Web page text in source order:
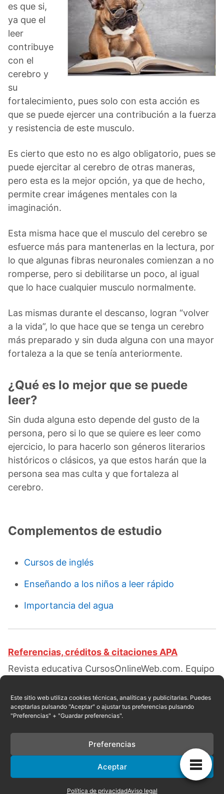
Este sitio web utiliza cookies técnicas, analíticas y publicitarias. Puedes
aceptarlas pulsando "Aceptar" o ajustar tus preferencias pulsando
"Preferencias" + "Guardar preferencias".
Aceptar
Preferencias
Política de privacidadAviso legal
es que si,
ya que el
leer
contribuye
con el
cerebro y
su
fortalecimiento, pues solo con esta acción es
que se puede ejercer una contribución a la fuerza
y resistencia de este musculo.
Es cierto que esto no es algo obligatorio, pues se
puede ejercitar al cerebro de otras maneras,
pero esta es la mejor opción, ya que de hecho,
permite crear imágenes mentales con la
imaginación.
Esta misma hace que el musculo del cerebro se
esfuerce más para mantenerlas en la lectura, por
lo que algunas fibras neuronales comienzan a no
romperse, pero si debilitarse un poco, al igual
que lo hace cualquier musculo normalmente.
Las mismas durante el descanso, logran “volver
a la vida”, lo que hace que se tenga un cerebro
más preparado y sin duda alguna con una mayor
fortaleza a la que se tenía anteriormente.
¿Qué es lo mejor que se puede
leer?
Sin duda alguna esto depende del gusto de la
persona, pero si lo que se quiere es leer como
ejercicio, lo para hacerlo son géneros literarios
históricos o clásicos, ya que estos harán que la
persona sea mas culta y que fortaleza al
cerebro.
Complementos de estudio
Cursos de inglés
Enseñando a los niños a leer rápido
Importancia del agua
Referencias, créditos & citaciones APA
Revista educativa CursosOnlineWeb.com. Equipo
Importancia de leer. Escrito por:Isabella G. Ortiz
Obtenido en fecha 08, 2026, desde el sitio web:
https://cursosonlineweb.com/importancia-de-
leer.html
Privacidad|Referencias|Mapa|Contacto